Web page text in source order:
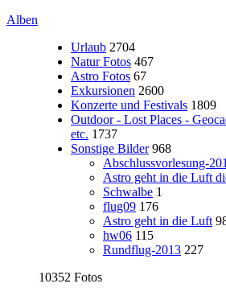
Alben
Urlaub 2704
Natur Fotos 467
Astro Fotos 67
Exkursionen 2600
Konzerte und Festivals 1809
Outdoor - Lost Places -
etc. 1737
Sonstige Bilder 968
Abschlussvorlesung-
Astro geht in die Luft
Schwalbe 1
flug09 176
Astro geht in die Luft
hw06 115
Rundflug-2013 227
10352 Fotos